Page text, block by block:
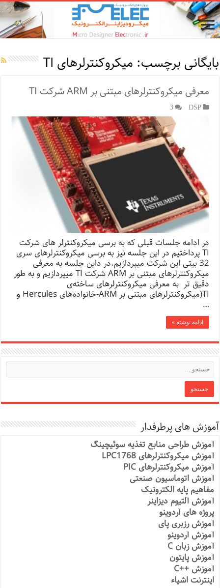
بایگانی برچسب: میکروکنترلرهای TI
معرفی میکروکنترلرهای مبتنی بر ARM شرکت TI
DSP
3
در ادامه جلسات قبلی که به برسی میکروکنترلر های شرکت
TI پرداختیم در این جلسه نیز به برسی میکروکنترلرهای سری
32 بیتی این شرکت میپردازیم.در داین جلسه به معرفی
میکروکنترلرهای مبتنی بر ARM شرکت TI میپردازیم و به طور
دقیق تر به معرفی میکروکنترلرهای ساخته‌ی
TI(میکروکنترلرهای مبتنی بر ARM-خانواده‌های Hercules و
…
ادامه نوشته »
آموزش های پرطرفدار
آموزش طراحی منابع تغذیه سوئیچینگ
آموزش میکروکنترلرهای LPC1768
آموزش میکروکنترلرهای PIC
آموزش اتوماسیون صنعتی
مفاهیم پایه الکترونیک
آموزش آلتیوم دیزاینر
پروژه های آردوینو
آموزش رزبری پای
آموزش آردوینو
آموزش زبان C
آموزش پایتون
آموزش ++C
اینترنت اشیاء